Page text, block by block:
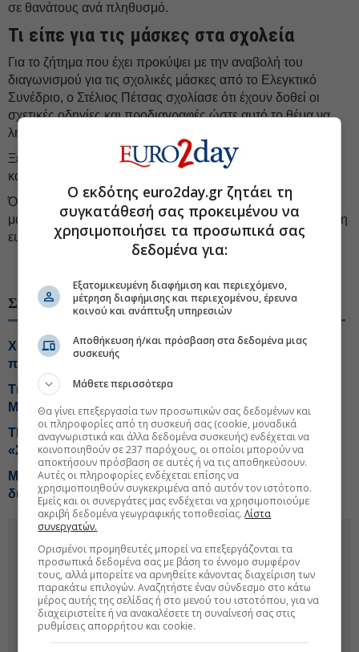
σε θανάτους ανά πληθυσμό.
Τι είπε για τις μάσκες στα σχολεία
Για το ζήτημα που έχει προκύψει με την αναβολή του
διαγωνισμού για τις σχολικές μάσκες από το Ελεγκτικό
Συνέδριο, ο Στέλιος Πέτσας σχολίασε ότι έχουν δοθεί οι
σχετικές οδηγίες και προδιαγραφές ώστε αυτό το θέμα να
λήξει.
Ξεκαθάρισε ότι δεν θα είναι άπαξ η χορήγηση των μασκών
και ότι θα αντικατασταθούν οι ακατάλληλες μάσκες.
Όσον αφορά στο ζήτημα των ευθυνών για το θέμα με τις
μάσκες, ο κ. Πέτσας επανέλαβε: «Έχουμε πει ξεκάθαρα ότι η
ευθύνη είναι συλλογική και όχι ατομική».
ΣΧΕΤΙΚΑ ΘΕΜΑΤΑ
Χρηματιστήριο: Ποιες μετοχές και κλάδοι έχουν ακόμη
περιθώρια ανόδου
Τι «κρατά» η βιομηχανία από τη συνάντηση με
Μητσοτάκη
ΤΕΧΑΝ- ENVIPCO: Τεράστιος τζίρος από τα μικρά
«Σπιτάκια Ανακύκλωσης»
Metlen: Γκάζι σε τέσσερις άξονες με στόχο EBITDA 2
δισ. ευρω
Ο εκδότης euro2day.gr ζητάει τη
συγκατάθεσή σας προκειμένου να
χρησιμοποιήσει τα προσωπικά σας
δεδομένα για:
Εξατομικευμένη διαφήμιση και περιεχόμενο,
μέτρηση διαφήμισης και περιεχομένου, έρευνα
κοινού και ανάπτυξη υπηρεσιών
Αποθήκευση ή/και πρόσβαση στα δεδομένα μιας
συσκευής
Μάθετε περισσότερα
Θα γίνει επεξεργασία των προσωπικών σας δεδομένων και
οι πληροφορίες από τη συσκευή σας (cookie, μοναδικά
αναγνωριστικά και άλλα δεδομένα συσκευής) ενδέχεται να
κοινοποιηθούν σε 237 παρόχους, οι οποίοι μπορούν να
αποκτήσουν πρόσβαση σε αυτές ή να τις αποθηκεύσουν.
Αυτές οι πληροφορίες ενδέχεται επίσης να
χρησιμοποιηθούν συγκεκριμένα από αυτόν τον ιστότοπο.
Εμείς και οι συνεργάτες μας ενδέχεται να χρησιμοποιούμε
ακριβή δεδομένα γεωγραφικής τοποθεσίας.Λίστα
συνεργατών.
Ορισμένοι προμηθευτές μπορεί να επεξεργάζονται τα
προσωπικά δεδομένα σας με βάση το έννομο συμφέρον
τους, αλλά μπορείτε να αρνηθείτε κάνοντας διαχείριση των
παρακάτω επιλογών. Αναζητήστε έναν σύνδεσμο στο κάτω
μέρος αυτής της σελίδας ή στο μενού του ιστοτόπου, για να
διαχειριστείτε ή να ανακαλέσετε τη συναίνεσή σας στις
ρυθμίσεις απορρήτου και cookie.